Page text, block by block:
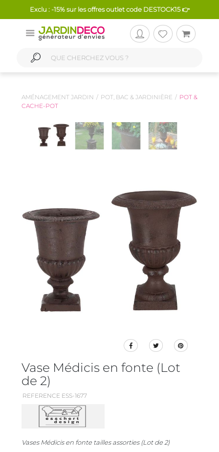
Exclu : -15% sur les offres outlet code DESTOCK15 👉
AMÉNAGEMENT JARDIN POT, BAC & JARDINIÈRE
POT &
CACHE-POT
Vase Médicis en fonte (Lot
de 2)
REFERENCE ESS-1677
Vases Médicis en fonte tailles assorties (Lot de 2)